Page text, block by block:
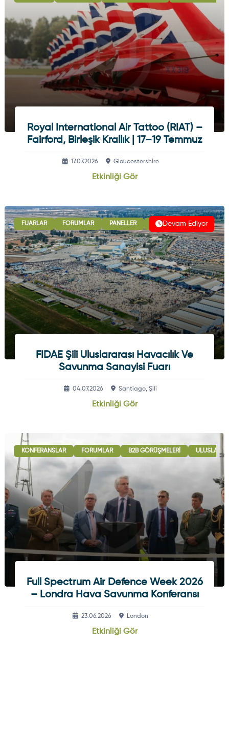
Royal International Air Tattoo (RIAT) –
Fairford, Birleşik Krallık | 17–19 Temmuz
17.07.2026 Gloucestershire
Etkinliği Gör
Devam Ediyor
FUARLAR FORUMLAR PANELLER B2B GÖRÜŞMELERI
FIDAE Şili Uluslararası Havacılık Ve
Savunma Sanayisi Fuarı
04.07.2026 Santiago, Şili
Etkinliği Gör
KONFERANSLAR FORUMLAR B2B GÖRÜŞMELERI
Full Spectrum Air Defence Week 2026
– Londra Hava Savunma Konferansı
23.06.2026 London
Etkinliği Gör